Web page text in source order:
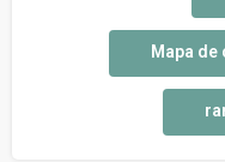
Mapa